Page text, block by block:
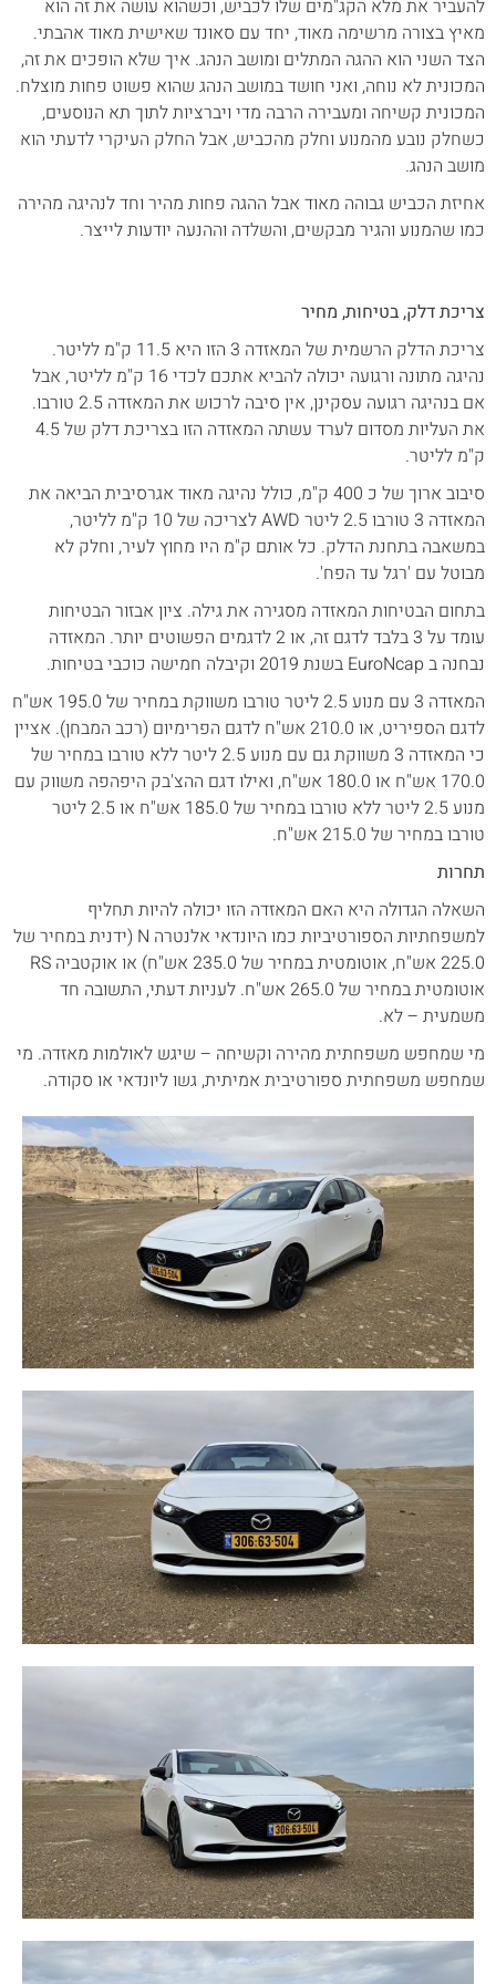
להעביר את מלא הקג"מים שלו לכביש, וכשהוא עושה את זה הוא
מאיץ בצורה מרשימה מאוד, יחד עם סאונד שאישית מאוד אהבתי.
הצד השני הוא ההגה המתלים ומושב הנהג. איך שלא הופכים את זה,
המכונית לא נוחה, ואני חושד במושב הנהג שהוא פשוט פחות מוצלח.
המכונית קשיחה ומעבירה הרבה מדי ויברציות לתוך תא הנוסעים,
כשחלק נובע מהמנוע וחלק מהכביש, אבל החלק העיקרי לדעתי הוא
מושב הנהג.
אחיזת הכביש גבוהה מאוד אבל ההגה פחות מהיר וחד לנהיגה מהירה
כמו שהמנוע והגיר מבקשים, והשלדה וההנעה יודעות לייצר.
צריכת דלק, בטיחות, מחיר
צריכת הדלק הרשמית של המאזדה 3 הזו היא 11.5 ק"מ לליטר.
נהיגה מתונה ורגועה יכולה להביא אתכם לכדי 16 ק"מ לליטר, אבל
אם בנהיגה רגועה עסקינן, אין סיבה לרכוש את המאזדה 2.5 טורבו.
את העליות מסדום לערד עשתה המאזדה הזו בצריכת דלק של 4.5
ק"מ לליטר.
סיבוב ארוך של כ 400 ק"מ, כולל נהיגה מאוד אגרסיבית הביאה את
המאזדה 3 טורבו 2.5 ליטר AWD לצריכה של 10 ק"מ לליטר,
במשאבה בתחנת הדלק. כל אותם ק"מ היו מחוץ לעיר, וחלק לא
מבוטל עם 'רגל עד הפח'.
בתחום הבטיחות המאזדה מסגירה את גילה. ציון אבזור הבטיחות
עומד על 3 בלבד לדגם זה, או 2 לדגמים הפשוטים יותר. המאזדה
נבחנה ב EuroNcap בשנת 2019 וקיבלה חמישה כוכבי בטיחות.
המאזדה 3 עם מנוע 2.5 ליטר טורבו משווקת במחיר של 195.0 אש"ח
לדגם הספיריט, או 210.0 אש"ח לדגם הפרימיום (רכב המבחן). אציין
כי המאזדה 3 משווקת גם עם מנוע 2.5 ליטר ללא טורבו במחיר של
170.0 אש"ח או 180.0 אש"ח, ואילו דגם ההצ'בק היפהפה משווק עם
מנוע 2.5 ליטר ללא טורבו במחיר של 185.0 אש"ח או 2.5 ליטר
טורבו במחיר של 215.0 אש"ח.
תחרות
השאלה הגדולה היא האם המאזדה הזו יכולה להיות תחליף
למשפחתיות הספורטיביות כמו היונדאי אלנטרה N (ידנית במחיר של
225.0 אש"ח, אוטומטית במחיר של 235.0 אש"ח) או אוקטביה RS
אוטומטית במחיר של 265.0 אש"ח. לעניות דעתי, התשובה חד
משמעית – לא.
מי שמחפש משפחתית מהירה וקשיחה – שיגש לאולמות מאזדה. מי
שמחפש משפחתית ספורטיבית אמיתית, גשו ליונדאי או סקודה.